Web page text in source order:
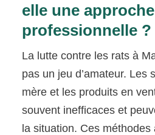
elle une approche
professionnelle ?
La lutte contre les rats à
pas un jeu d’amateur. Les
mère et les produits en
souvent inefficaces et
la situation. Ces